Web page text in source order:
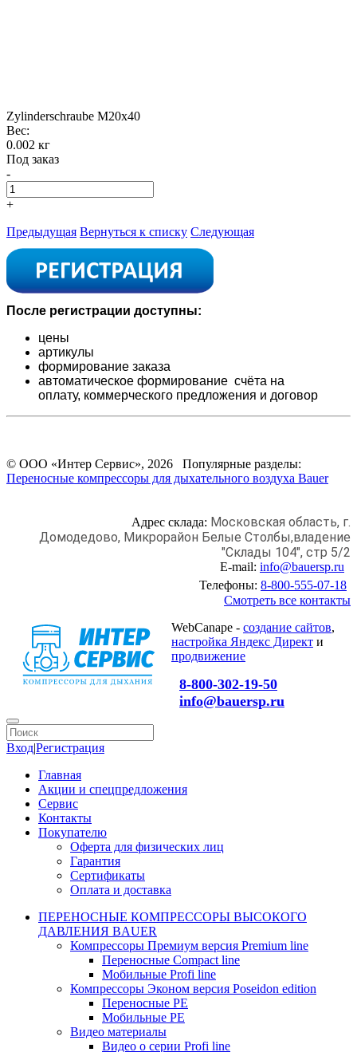
Zylinderschraube M20x40
Вес:
0.002 кг
Под заказ
-
+
Предыдущая Вернуться к списку Следующая
После регистрации доступны:
цены
артикулы
формирование заказа
автоматическое формирование счёта на
оплату, коммерческого предложения и договор
© ООО «Интер Сервис», 2026 Популярные разделы:
Переносные компрессоры для дыхательного воздуха Bauer
Адрес склада: Московская область, г.
Домодедово, Микрорайон Белые Столбы,владение
"Склады 104", стр 5/2
E-mail: info@bauersp.ru
Телефоны: 8-800-555-07-18
Смотреть все контакты
WebCanape - создание сайтов,
настройка Яндекс Директ и
продвижение
8-800-302-19-50
info@bauersp.ru
Вход|Регистрация
Главная
Акции и спецпредложения
Сервис
Контакты
Покупателю
Оферта для физических лиц
Гарантия
Сертификаты
Оплата и доставка
ПЕРЕНОСНЫЕ КОМПРЕССОРЫ ВЫСОКОГО
ДАВЛЕНИЯ BAUER
Компрессоры Премиум версия Premium line
Переносные Compact line
Мобильные Profi line
Компрессоры Эконом версия Poseidon edition
Переносные PE
Мобильные PE
Видео материалы
Видео о серии Profi line